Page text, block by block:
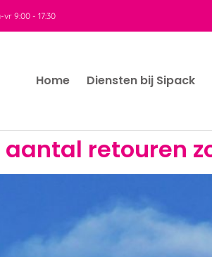
vr 9:00 - 17:30
Home Diensten bij Sipack
aantal retouren